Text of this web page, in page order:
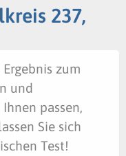
237,
zum
und
passen,
Sie sich
Test!